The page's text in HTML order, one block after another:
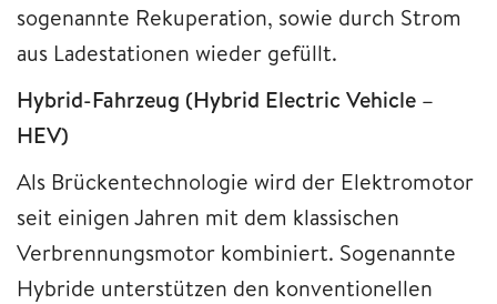
sogenannte Rekuperation, sowie durch Strom
aus Ladestationen wieder gefüllt.
Hybrid-Fahrzeug (Hybrid Electric Vehicle –
HEV)
Als Brückentechnologie wird der Elektromotor
seit einigen Jahren mit dem klassischen
Verbrennungsmotor kombiniert. Sogenannte
Hybride unterstützen den konventionellen